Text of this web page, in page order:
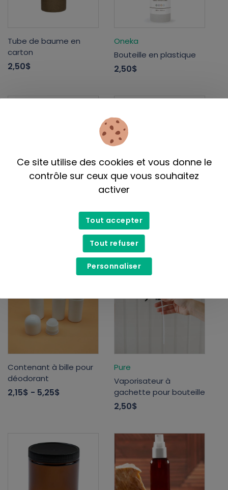
Tube de baume en
carton
2,50$
Oneka
Bouteille en plastique
2,50$
droit - couvercle en
1,99$- 2,50$
Contenant à bille pour
déodorant
2,15$ - 5,25$
Pure
Vaporisateur à
gachette pour bouteille
2,50$
Ce site utilise des cookies et vous donne le
contrôle sur ceux que vous souhaitez
activer
Tout accepter
Tout refuser
Personnaliser